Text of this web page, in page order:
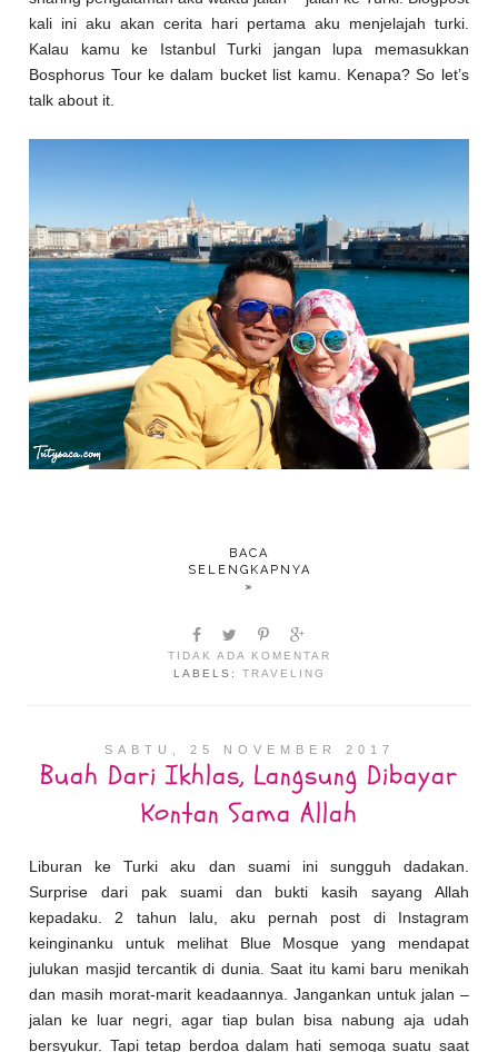
kali ini aku akan cerita hari pertama aku menjelajah turki.
Kalau kamu ke Istanbul Turki jangan lupa memasukkan
Bosphorus Tour ke dalam bucket list kamu. Kenapa? So let’s
talk about it.
BACA
SELENGKAPNYA
»
TIDAK ADA KOMENTAR
LABELS: TRAVELING
SABTU, 25 NOVEMBER 2017
Buah Dari Ikhlas, Langsung Dibayar
Kontan Sama Allah
Liburan ke Turki aku dan suami ini sungguh dadakan.
Surprise dari pak suami dan bukti kasih sayang Allah
kepadaku. 2 tahun lalu, aku pernah post di Instagram
keinginanku untuk melihat Blue Mosque yang mendapat
julukan masjid tercantik di dunia. Saat itu kami baru menikah
dan masih morat-marit keadaannya. Jangankan untuk jalan –
jalan ke luar negri, agar tiap bulan bisa nabung aja udah
bersyukur. Tapi tetap berdoa dalam hati semoga suatu saat